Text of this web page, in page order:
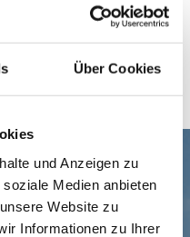
Über Cookies
und Anzeigen zu
Medien anbieten
Website zu
Informationen zu Ihrer